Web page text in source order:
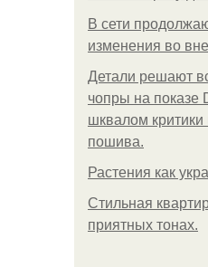
В сети
изменения во
Детали решают
чопры на показе
шквалом критики
пошива.
Растения как
Стильная
приятных тонах.